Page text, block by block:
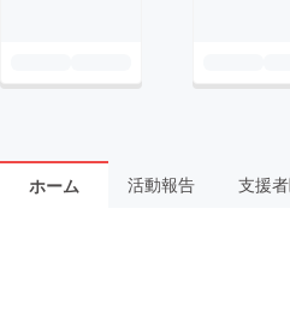
ホーム 活動報告 支援者